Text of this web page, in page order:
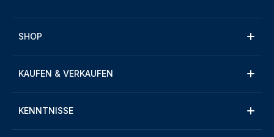
SHOP
KAUFEN & VERKAUFEN
KENNTNISSE